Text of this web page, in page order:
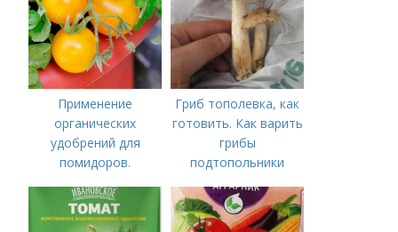
Применение
органических
удобрений для
помидоров.
удобрения для
томатов
Гриб тополевка, как
готовить. Как варить
грибы
подтопольники